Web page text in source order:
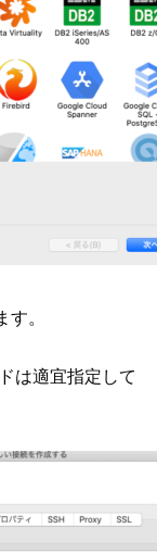
。
は適宜指定して